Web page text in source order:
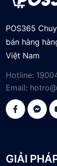
POS365
bán hàng
Việt Nam
Hotline:
Email:
GIẢI